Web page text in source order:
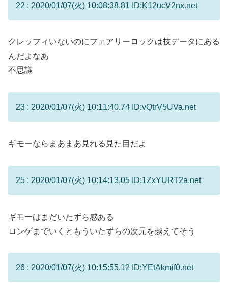
22 : 2020/01/07(火) 10:08:38.81 ID:K12ucV2nx.net
クレッフィいないのにフェアリーロックは技データにある
んだよなあ
不思議
23 : 2020/01/07(火) 10:11:40.74 ID:vQtrV5UVa.net
ギモーならまあまあ見れる見た目だよ
25 : 2020/01/07(火) 10:14:13.05 ID:1ZxYURT2a.net
ギモーはまだいたずら感ある
ロンゲまでいくともういたずらの次元を越えてそう
26 : 2020/01/07(火) 10:15:55.12 ID:YEtAkmif0.net